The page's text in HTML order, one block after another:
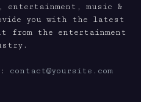
entertainment, music &
you with the latest
from the entertainment
contact@yoursite.com